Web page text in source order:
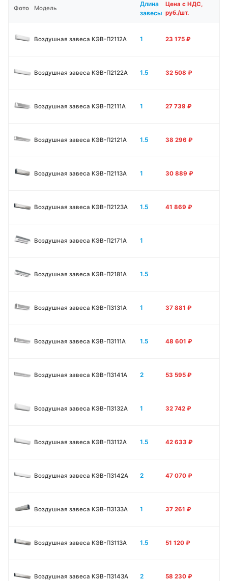
Фото Модель
Длина
завесы
Цена с НДС,
руб./шт.
Воздушная завеса КЭВ-П2112А 1 23 175 ₽
Воздушная завеса КЭВ-П2122А 1.5 32 508 ₽
Воздушная завеса КЭВ-П2111A 1 27 739 ₽
Воздушная завеса КЭВ-П2121A 1.5 38 296 ₽
Воздушная завеса КЭВ-П2113A 1 30 889 ₽
Воздушная завеса КЭВ-П2123A 1.5 41 869 ₽
Воздушная завеса КЭВ-П2171A 1
Воздушная завеса КЭВ-П2181A 1.5
Воздушная завеса КЭВ-П3131A 1 37 881 ₽
Воздушная завеса КЭВ-П3111A 1.5 48 601 ₽
Воздушная завеса КЭВ-П3141A 2 53 595 ₽
Воздушная завеса КЭВ-П3132A 1 32 742 ₽
Воздушная завеса КЭВ-П3112A 1.5 42 633 ₽
Воздушная завеса КЭВ-П3142A 2 47 070 ₽
Воздушная завеса КЭВ-П3133А 1 37 261 ₽
Воздушная завеса КЭВ-П3113А 1.5 51 120 ₽
Воздушная завеса КЭВ-П3143А 2 58 230 ₽